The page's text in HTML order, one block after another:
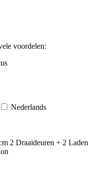
voordelen:
Nederlands
2 Draaideuren + 2 Laden